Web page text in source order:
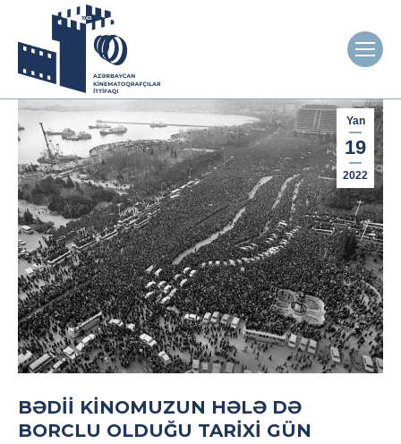
Yan
19
2022
BƏDII KINOMUZUN HƏLƏ DƏ
BORCLU OLDUĞU TARIXI GÜN